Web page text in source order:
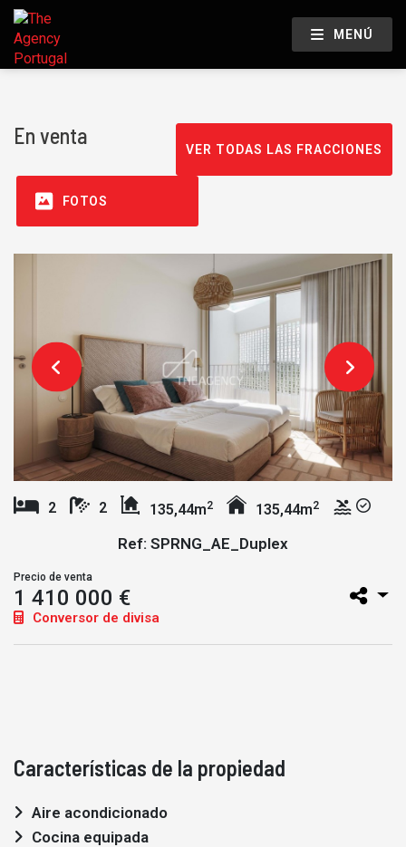
MENÚ
En venta
VER TODAS LAS FRACCIONES
FOTOS
2 2 135,44m2 135,44m2
Ref: SPRNG_AE_Duplex
Precio de venta
1 410 000 €
Conversor de divisa
Características de la propiedad
Aire acondicionado
Cocina equipada